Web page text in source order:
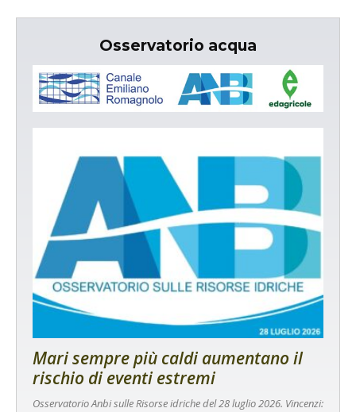
Osservatorio acqua
Mari sempre più caldi aumentano il
rischio di eventi estremi
Osservatorio Anbi sulle Risorse idriche del 28 luglio 2026. Vincenzi: